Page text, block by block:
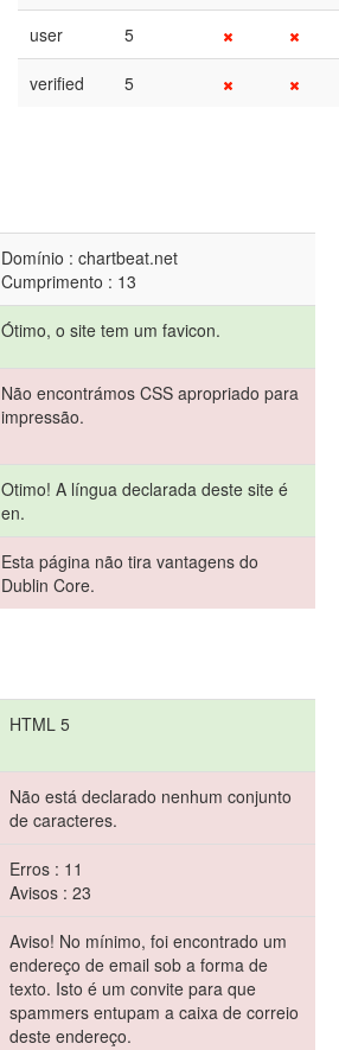
user 5
verified 5
Domínio : chartbeat.net
Cumprimento : 13
Ótimo, o site tem um favicon.
Não encontrámos CSS apropriado para
impressão.
Otimo! A língua declarada deste site é
en.
Esta página não tira vantagens do
Dublin Core.
HTML 5
Não está declarado nenhum conjunto
de caracteres.
Erros : 11
Avisos : 23
Aviso! No mínimo, foi encontrado um
endereço de email sob a forma de
texto. Isto é um convite para que
spammers entupam a caixa de correio
deste endereço.